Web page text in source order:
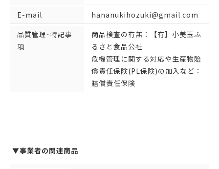
E-mail
hananukihozuki@gmail.com
品質管理･特記事
項
商品検査の有無：【有】小美玉ふ
るさと食品公社
危機管理に関する対応や生産物賠
償責任保険(PL保険)の加入など：
賠償責任保険
▼事業者の関連商品